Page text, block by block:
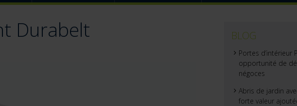
Durabelt BLOG
Portes d’intérieur
opportunité de
négoces
Abris de jardin
forte valeur